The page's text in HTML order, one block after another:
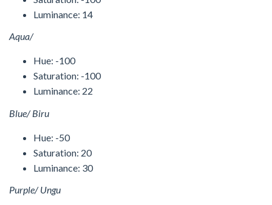
Luminance: 14
Aqua/
Hue: -100
Saturation: -100
Luminance: 22
Blue/ Biru
Hue: -50
Saturation: 20
Luminance: 30
Purple/ Ungu